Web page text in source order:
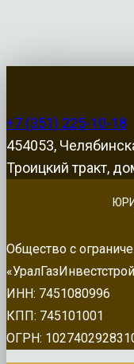
+7 (351) 225-10-18
454053,
Троицкий тракт,
Общество с
ИНН: 7451080996
КПП: 745101001
ОГРН: